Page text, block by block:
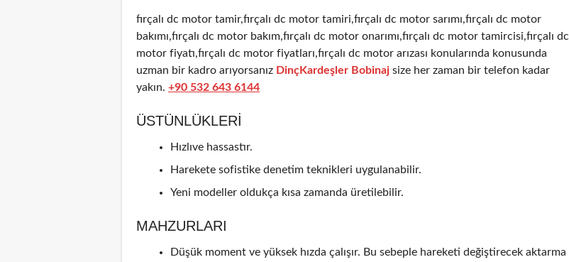
fırçalı dc motor tamir,fırçalı dc motor tamiri,fırçalı dc motor sarımı,fırçalı dc motor
bakımı,fırçalı dc motor bakım,fırçalı dc motor onarımı,fırçalı dc motor tamircisi,fırçalı dc
motor fiyatı,fırçalı dc motor fiyatları,fırçalı dc motor arızası konularında konusunda
uzman bir kadro arıyorsanız DinçKardeşler Bobinaj size her zaman bir telefon kadar
yakın. +90 532 643 6144
ÜSTÜNLÜKLERI
Hızlıve hassastır.
Harekete sofistike denetim teknikleri uygulanabilir.
Yeni modeller oldukça kısa zamanda üretilebilir.
MAHZURLARI
Düşük moment ve yüksek hızda çalışır. Bu sebeple hareketi değiştirecek aktarma